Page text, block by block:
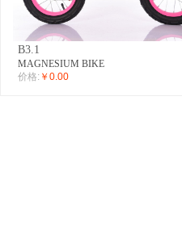
B3.1
MAGNESIUM BIKE
价格: ￥0.00